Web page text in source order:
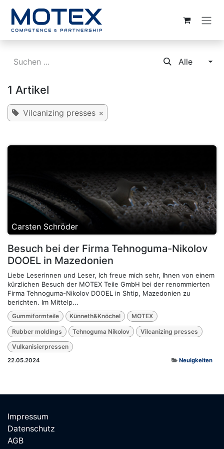
Alle
1 Artikel
Vilcanizing presses ×
Carsten Schröder
Besuch bei der Firma Tehnoguma-Nikolov
DOOEL in Mazedonien
Liebe Leserinnen und Leser, Ich freue mich sehr, Ihnen von einem
kürzlichen Besuch der MOTEX Teile GmbH bei der renommierten
Firma Tehnoguma-Nikolov DOOEL in Shtip, Mazedonien zu
berichten. Im Mittelp...
Gummiformteile Künneth&Knöchel MOTEX
Rubber moldings Tehnoguma Nikolov Vilcanizing presses
Vulkanisierpressen
22.05.2024 Neuigkeiten
Impressum
Datenschutz
AGB